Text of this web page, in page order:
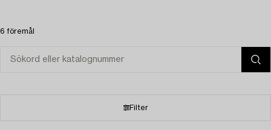
6 föremål
Filter